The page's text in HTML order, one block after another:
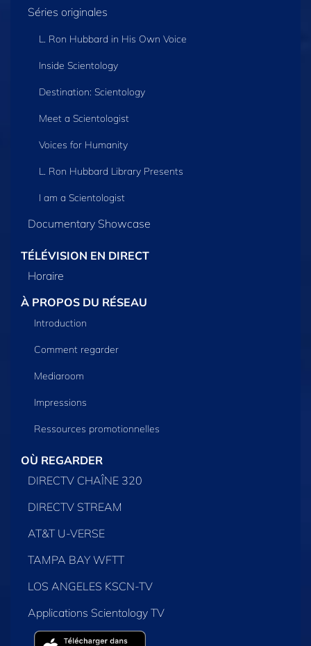
Séries originales
L. Ron Hubbard in His Own Voice
Inside Scientology
Destination: Scientology
Meet a Scientologist
Voices for Humanity
L. Ron Hubbard Library Presents
I am a Scientologist
Documentary Showcase
TÉLÉVISION EN DIRECT
Horaire
À PROPOS DU RÉSEAU
Introduction
Comment regarder
Mediaroom
Impressions
Ressources promotionnelles
OÙ REGARDER
DIRECTV CHAÎNE 320
DIRECTV STREAM
AT&T U-VERSE
TAMPA BAY WFTT
LOS ANGELES KSCN-TV
Applications Scientology TV